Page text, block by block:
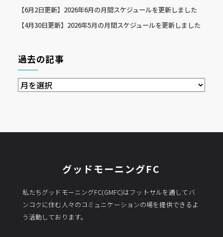
【6月2日更新】2026年6月の月間スケジュールを更新しました
【4月30日更新】2026年5月の月間スケジュールを更新しました
過去の記事
過
去
事
グッドモーニングFC
私たちグッドモーニングFC(GMFC)はフットサルを通してバ
ンコクに住む人々のコミュニケーションの場を提供できるよ
う活動しております。